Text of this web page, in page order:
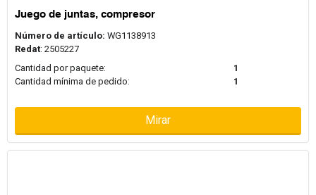
Juego de juntas, compresor
Número de artículo: WG1138913
Redat: 2505227
Cantidad por paquete:
1
Cantidad mínima de pedido:
1
Mirar